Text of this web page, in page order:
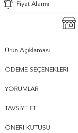
Fiyat Alarmı
Ürün Açıklaması
ÖDEME SEÇENEKLERI
YORUMLAR
TAVSIYE ET
ÖNERI KUTUSU